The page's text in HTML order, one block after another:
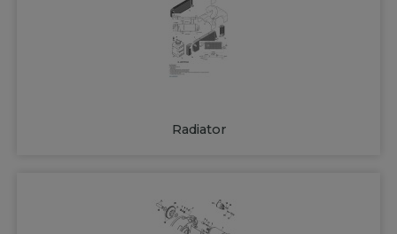
Radiator